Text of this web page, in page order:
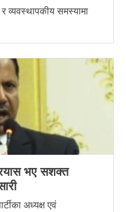
व्यवस्थापकीय समस्यामा
भए सशक्त
अध्यक्ष एवं